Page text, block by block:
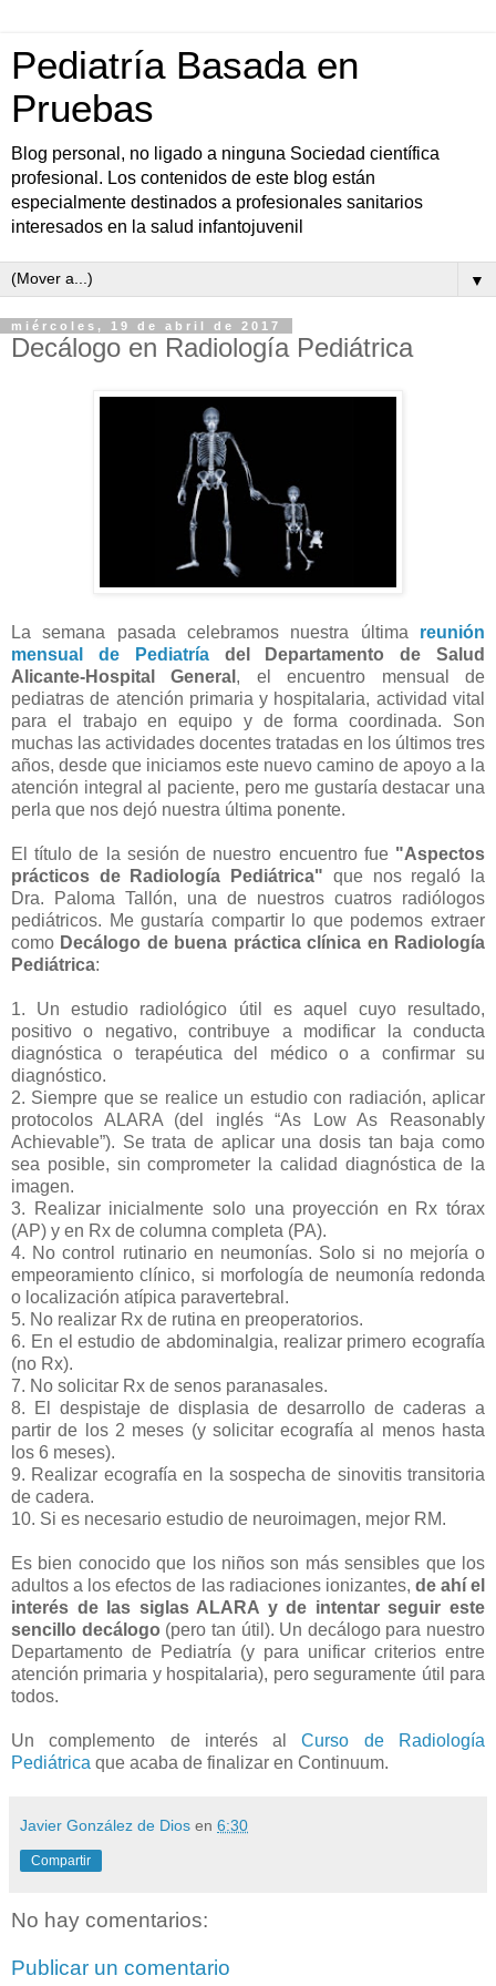
Pediatría Basada en
Pruebas
Blog personal, no ligado a ninguna Sociedad científica
profesional. Los contenidos de este blog están
especialmente destinados a profesionales sanitarios
interesados en la salud infantojuvenil
▼
miércoles, 19 de abril de 2017
Decálogo en Radiología Pediátrica
La semana pasada celebramos nuestra última reunión
mensual de Pediatríadel Departamento de Salud
Alicante-Hospital General , el encuentro mensual de
pediatras de atención primaria y hospitalaria, actividad vital
para el trabajo en equipo y de forma coordinada. Son
muchas las actividades docentes tratadas en los últimos tres
años, desde que iniciamos este nuevo camino de apoyo a la
atención integral al paciente, pero me gustaría destacar una
perla que nos dejó nuestra última ponente.
El título de la sesión de nuestro encuentro fue "Aspectos
prácticos de Radiología Pediátrica" que nos regaló la
Dra. Paloma Tallón, una de nuestros cuatros radiólogos
pediátricos. Me gustaría compartir lo que podemos extraer
como Decálogo de buena práctica clínica en Radiología
Pediátrica:
1. Un estudio radiológico útil es aquel cuyo resultado,
positivo o negativo, contribuye a modificar la conducta
diagnóstica o terapéutica del médico o a confirmar su
diagnóstico.
2. Siempre que se realice un estudio con radiación, aplicar
protocolos ALARA (del inglés “As Low As Reasonably
Achievable”). Se trata de aplicar una dosis tan baja como
sea posible, sin comprometer la calidad diagnóstica de la
imagen.
3. Realizar inicialmente solo una proyección en Rx tórax
(AP) y en Rx de columna completa (PA).
4. No control rutinario en neumonías. Solo si no mejoría o
empeoramiento clínico, si morfología de neumonía redonda
o localización atípica paravertebral.
5. No realizar Rx de rutina en preoperatorios.
6. En el estudio de abdominalgia, realizar primero ecografía
(no Rx).
7. No solicitar Rx de senos paranasales.
8. El despistaje de displasia de desarrollo de caderas a
partir de los 2 meses (y solicitar ecografía al menos hasta
los 6 meses).
9. Realizar ecografía en la sospecha de sinovitis transitoria
de cadera.
10. Si es necesario estudio de neuroimagen, mejor RM.
Es bien conocido que los niños son más sensibles que los
adultos a los efectos de las radiaciones ionizantes, de ahí el
interés de las siglas ALARA y de intentar seguir este
sencillo decálogo (pero tan útil). Un decálogo para nuestro
Departamento de Pediatría (y para unificar criterios entre
atención primaria y hospitalaria), pero seguramente útil para
todos.
Un complemento de interés alCurso de Radiología
Pediátrica que acaba de finalizar en Continuum.
Javier González de Dios en 6:30
Compartir
No hay comentarios:
Publicar un comentario